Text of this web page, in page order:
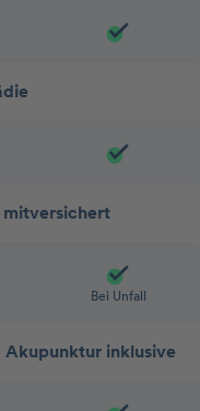
mitversichert
Bei Unfall
Akupunktur inklusive